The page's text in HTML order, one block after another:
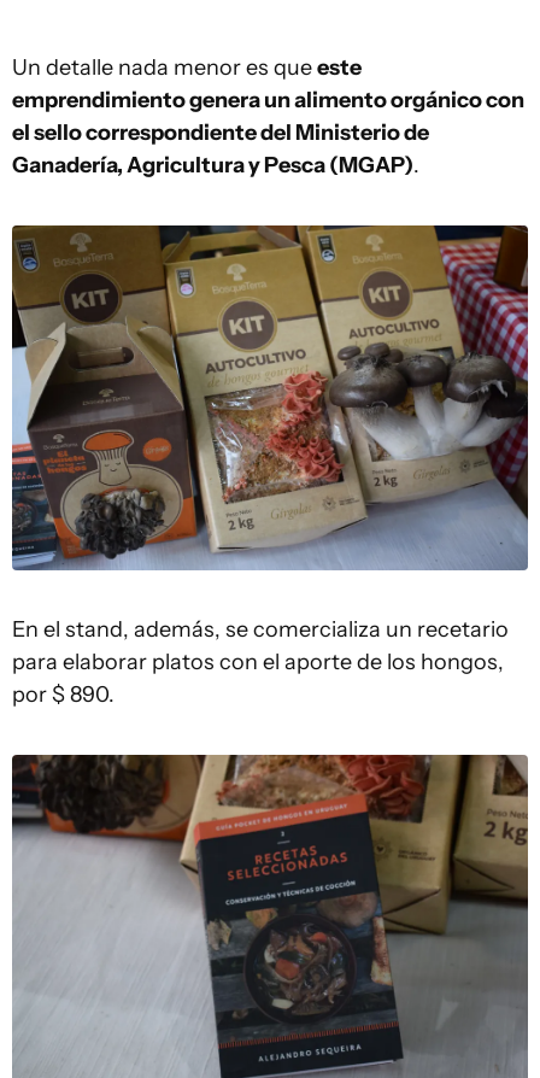
Un detalle nada menor es queeste
emprendimiento genera un alimento orgánico con
el sello correspondiente del Ministerio de
Ganadería, Agricultura y Pesca (MGAP).
En el stand, además, se comercializa un recetario
para elaborar platos con el aporte de los hongos,
por $ 890.